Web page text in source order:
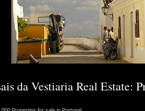
da Vestiaria Real Estate: